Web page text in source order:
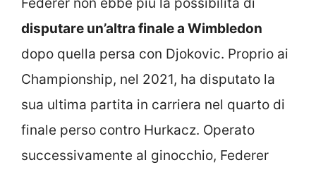
Federer non ebbe più la possibilità di
disputare un’altra finale a Wimbledon
dopo quella persa con Djokovic. Proprio ai
Championship, nel 2021, ha disputato la
sua ultima partita in carriera nel quarto di
finale perso contro Hurkacz. Operato
successivamente al ginocchio, Federer